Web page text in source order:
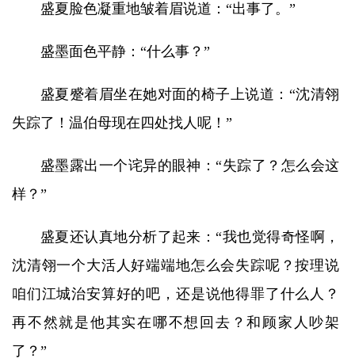
盛夏脸色凝重地皱着眉说道：“出事了。”
盛墨面色平静：“什么事？”
盛夏蹙着眉坐在她对面的椅子上说道：“沈清翎
失踪了！温伯母现在四处找人呢！”
盛墨露出一个诧异的眼神：“失踪了？怎么会这
样？”
盛夏还认真地分析了起来：“我也觉得奇怪啊，
沈清翎一个大活人好端端地怎么会失踪呢？按理说
咱们江城治安算好的吧，还是说他得罪了什么人？
再不然就是他其实在哪不想回去？和顾家人吵架
了？”